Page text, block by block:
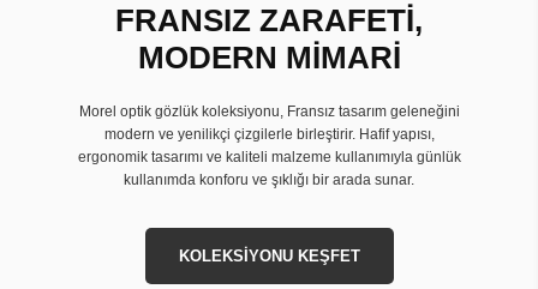
FRANSIZ ZARAFETİ,
MODERN MİMARİ
Morel optik gözlük koleksiyonu, Fransız tasarım geleneğini
modern ve yenilikçi çizgilerle birleştirir. Hafif yapısı,
ergonomik tasarımı ve kaliteli malzeme kullanımıyla günlük
kullanımda konforu ve şıklığı bir arada sunar.
KOLEKSİYONU KEŞFET